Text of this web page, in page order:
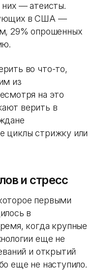
них — атеисты.
в США —
29% опрошенных
во что-то,
из
на это
верить в
циклы стрижку или
и стресс
первыми
в
когда крупные
еще не
и открытий
еще не наступило.